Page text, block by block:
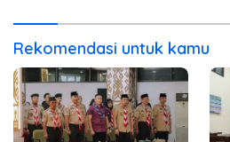
PEMBANGUNAN
Rekomendasi untuk kamu